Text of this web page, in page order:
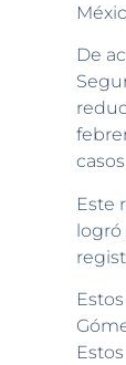
De
Este
logró